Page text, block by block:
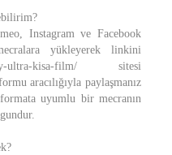
Instagram ve Facebook
yükleyerek linkini
ultra-kisa-film/ sitesi
aracılığıyla paylaşmanız
uyumlu bir mecranın